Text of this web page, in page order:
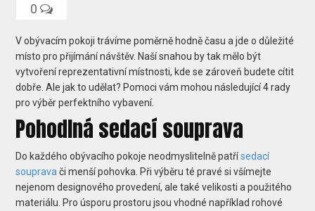
0
V obývacím pokoji trávíme poměrně hodně času a jde o důležité
místo pro přijímání návštěv. Naší snahou by tak mělo být
vytvoření reprezentativní místnosti, kde se zároveň budete cítit
dobře. Ale jak to udělat? Pomoci vám mohou následující 4 rady
pro výběr perfektního vybavení.
Pohodlná sedací souprava
Do každého obývacího pokoje neodmyslitelně patřísedací
souprava či menší pohovka. Při výběru té pravé si všímejte
nejenom designového provedení, ale také velikosti a použitého
materiálu. Pro úsporu prostoru jsou vhodné například rohové